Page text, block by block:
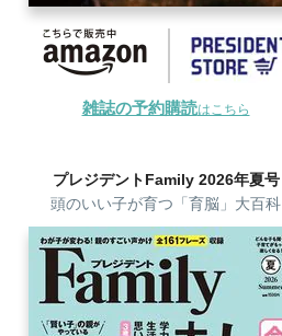
雑誌の予約購読はこちら
プレジデントFamily 2026年夏号
頭のいい子が育つ「育脳」大百科